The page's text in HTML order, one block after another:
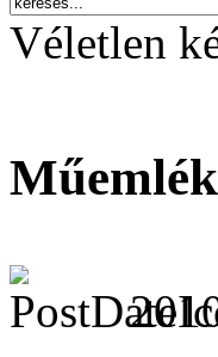
Véletlen